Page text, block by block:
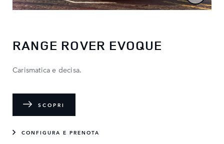
RANGE ROVER EVOQUE
Carismatica e decisa.
SCOPRI
CONFIGURA E PRENOTA